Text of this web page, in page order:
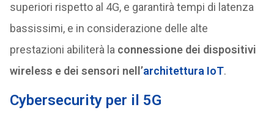
superiori rispetto al 4G, e garantirà tempi di latenza
bassissimi, e in considerazione delle alte
prestazioni abiliterà la connessione dei dispositivi
wireless e dei sensori nell’architettura IoT.
Cybersecurity per il 5G